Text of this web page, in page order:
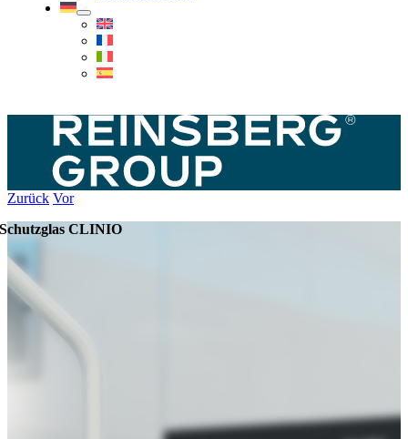
Zurück Vor
Schutzglas CLINIO